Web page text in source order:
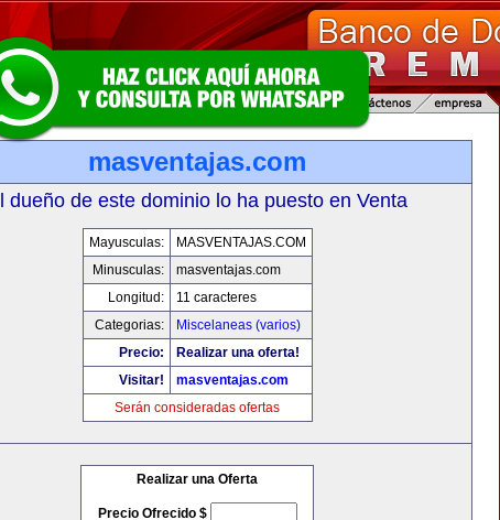
masventajas.com
dueño de este dominio lo ha puesto en Venta
Mayusculas:
MASVENTAJAS.COM
Minusculas:
masventajas.com
Longitud:
11 caracteres
Categorias:
Miscelaneas (varios)
Precio:
Realizar una oferta!
Visitar!
masventajas.com
Serán consideradas ofertas
Realizar una Oferta
Precio Ofrecido $